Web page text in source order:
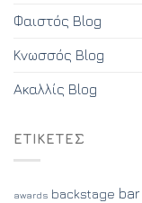
Φαιστός Blog
Κνωσσός Blog
Ακαλλίς Blog
ΕΤΙΚΈΤΕΣ
awards backstage bar